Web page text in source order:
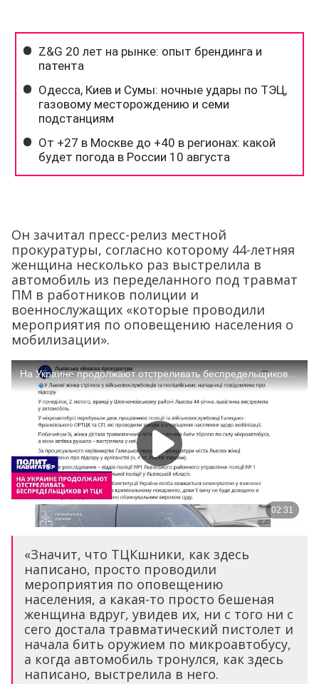
Он зачитал пресс-релиз местной
прокуратуры, согласно которому 44-летняя
женщина несколько раз выстрелила в
автомобиль из переделанного под травмат
ПМ в работников полиции и
военнослужащих «которые проводили
мероприятия по оповещению населения о
мобилизации».
«Значит, что ТЦКшники, как здесь
написано, просто проводили
мероприятия по оповещению
населения, а какая-то просто бешеная
женщина вдруг, увидев их, ни с того ни с
сего достала травматический пистолет и
начала бить оружием по микроавтобусу,
а когда автомобиль тронулся, как здесь
написано, выстрелила в него.